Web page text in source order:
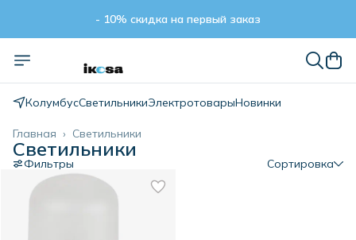
- 10% скидка на первый заказ
КолумбусСветильникиЭлектротоварыНовинки
Светильники
Главная ›
Светильники
Фильтры Сортировка